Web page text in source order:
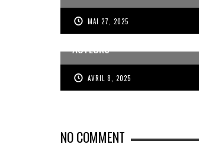
MAI 27, 2025
LA 20ÈME ÉDITION DU
AUTEURS
AVRIL 8, 2025
NO COMMENT